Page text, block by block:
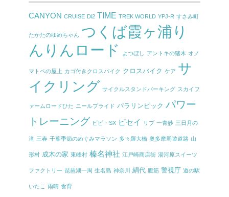
CANYON CRUISE Di2 TIME TREK WORLD YPJ-R すさみ町
たかたのゆめちゃん つくば霞ヶ浦り
んりんロード
よつぼし アントキの猪木 オノ
マトペの屋上 カゴ付きクロスバイク クロスバイク ケア サ
イクリング サイクルスタンドパーキング スカイフ
ァームロードひた ニールプライド パラリンピック パワー
トレーニング ビビ・SX ピセイ リブ 一青妙 三日月の
滝 三春 千葉季節のめぐみマラソン 多々羅大橋 奥多摩周遊道路 山
形村 成木の家 東峰村 榛名神社 江戸崎商店街 湯河原スイーツ
ファクトリー 琵琶湖一周 生名島 神奈川 絹代 腹筋 警視庁 道の駅
いたこ 雨晴 食育